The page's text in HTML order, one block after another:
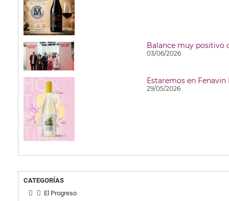
03/06/2026
29/05/2026
CATEGORÍAS
El Progreso